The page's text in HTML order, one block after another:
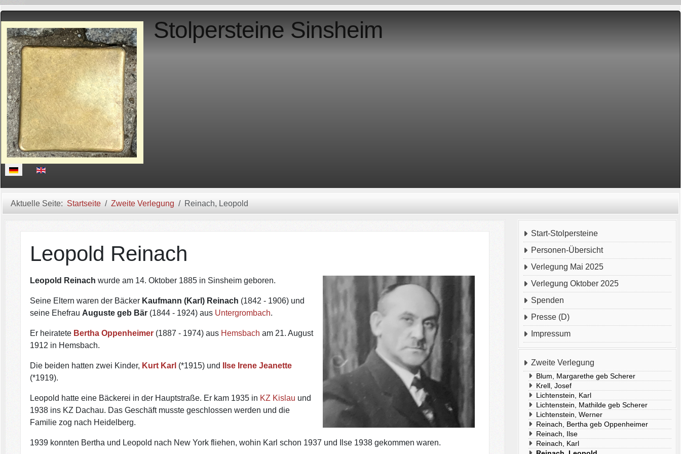
Stolpersteine Sinsheim
Sprache auswählen
Aktuelle Seite: Startseite Zweite Verlegung Reinach, Leopold
Start-Stolpersteine
Personen-Übersicht
Verlegung Mai 2025
Verlegung Oktober 2025
Spenden
Presse (D)
Impressum
Zweite Verlegung
Blum, Margarethe geb Scherer
Krell, Josef
Lichtenstein, Karl
Lichtenstein, Mathilde geb Scherer
Lichtenstein, Werner
Reinach, Bertha geb Oppenheimer
Reinach, Ilse
Reinach, Karl
Leopold Reinach
Leopold Reinach wurde am 14. Oktober 1885 in Sinsheim geboren.
Seine Eltern waren der Bäcker Kaufmann (Karl) Reinach (1842 - 1906) und
seine Ehefrau Auguste geb Bär (1844 - 1924) aus Untergrombach.
Er heiratete Bertha Oppenheimer (1887 - 1974) aus Hemsbach am 21. August
1912 in Hemsbach.
Die beiden hatten zwei Kinder, Kurt Karl (*1915) und
Ilse Irene Jeanette
(*1919).
Leopold hatte eine Bäckerei in der Hauptstraße. Er kam 1935 in KZ Kislau und
1938 ins KZ Dachau. Das Geschäft musste geschlossen werden und die
Familie zog nach Heidelberg.
1939 konnten Bertha und Leopold nach New York fliehen, wohin Karl schon 1937 und Ilse 1938 gekommen waren.